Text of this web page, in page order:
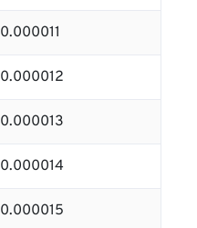
0.000011
0.000012
0.000013
0.000014
0.000015